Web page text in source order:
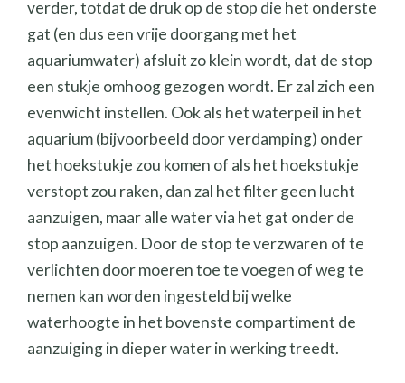
verder, totdat de druk op de stop die het onderste
gat (en dus een vrije doorgang met het
aquariumwater) afsluit zo klein wordt, dat de stop
een stukje omhoog gezogen wordt. Er zal zich een
evenwicht instellen. Ook als het waterpeil in het
aquarium (bijvoorbeeld door verdamping) onder
het hoekstukje zou komen of als het hoekstukje
verstopt zou raken, dan zal het filter geen lucht
aanzuigen, maar alle water via het gat onder de
stop aanzuigen. Door de stop te verzwaren of te
verlichten door moeren toe te voegen of weg te
nemen kan worden ingesteld bij welke
waterhoogte in het bovenste compartiment de
aanzuiging in dieper water in werking treedt.